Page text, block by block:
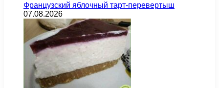
Французский яблочный тарт-перевертыш
07.08.2026